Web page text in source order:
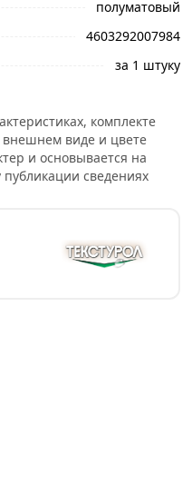
воздействий,
в Москве и
полуматовый
4603292007984
за 1 штуку
комплекте
внешнем виде и цвете
и основывается на
сведениях